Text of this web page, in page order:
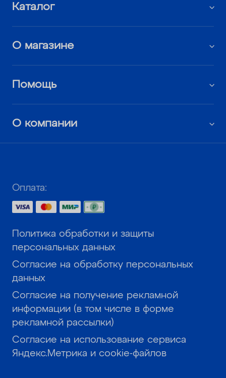
Каталог
О магазине
Помощь
О компании
Оплата:
Политика обработки и защиты
персональных данных
Согласие на обработку персональных
данных
Согласие на получение рекламной
информации (в том числе в форме
рекламной рассылки)
Согласие на использование сервиса
Яндекс.Метрика и cookie-файлов